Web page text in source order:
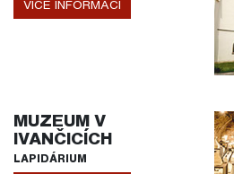
VÍCE INFORMACÍ
MUZEUM V
IVANČICÍCH
LAPIDÁRIUM